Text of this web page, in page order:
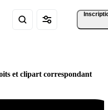
et clipart correspondant